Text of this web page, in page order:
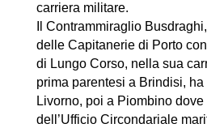
carriera militare.
Il Contrammiraglio
delle Capitanerie di Porto
di Lungo Corso, nella sua
prima parentesi a Brindisi,
Livorno, poi a Piombino
dell’Ufficio Circondariale